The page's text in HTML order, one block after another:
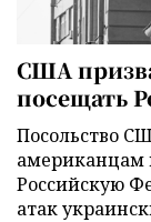
США
посещать
Посольство
американцам
Российскую
атак